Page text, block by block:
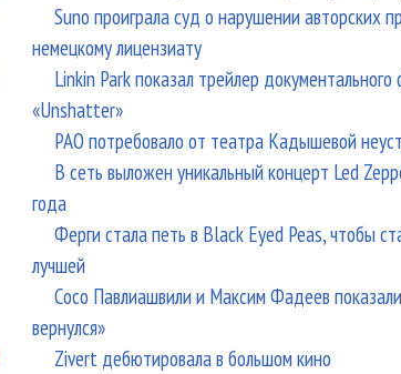
Suno проиграла суд о нарушении авторских
немецкому лицензиату
Linkin Park показал трейлер
«Unshatter»
РАО потребовало от театра Кадышевой
В сеть выложен уникальный концерт Led
года
Ферги стала петь в Black Eyed Peas, чтобы
лучшей
Сосо Павлиашвили и Максим Фадеев
вернулся»
Zivert дебютировала в большом кино